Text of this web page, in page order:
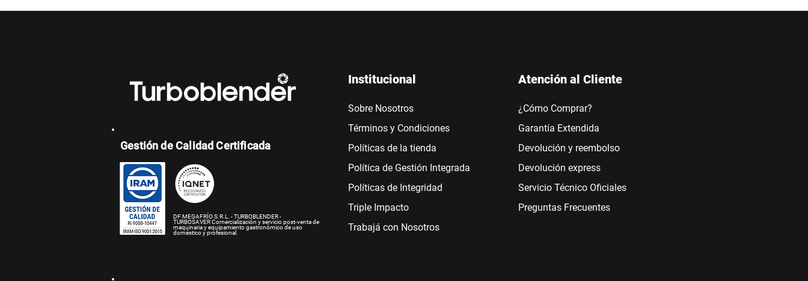
DF MEGAFRÍO S.R.L. - TURBOBLENDER -
TURBOSAVERComercialización y servicio post-venta de
maquinaria y equipamiento gastronómico de uso
doméstico y profesional.
Gestión de Calidad Certificada
Institucional Atención al Cliente
Sobre Nosotros
Términos y Condiciones
Políticas de la tienda
Política de Gestión Integrada
Políticas de Integridad
Triple Impacto
Trabajá con Nosotros
¿Cómo Comprar?
Garantía Extendida
Devolución y reembolso
Devolución express
Servicio Técnico Oficiales
Preguntas Frecuentes